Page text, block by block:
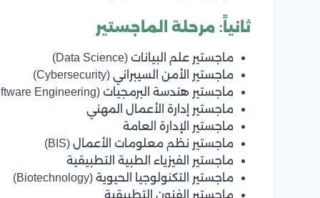
ثانياً: مرحلة الماجستير
ماجستير علم البيانات (Data Science)
ماجستير الأمن السيبراني (Cybersecurity)
ماجستير هندسة البرمجيات (Software Engineering)
ماجستير إدارة الأعمال المهني
ماجستير الإدارة العامة
ماجستير نظم معلومات الأعمال (BIS)
ماجستير الفيزياء الطبية التطبيقية
ماجستير التكنولوجيا الحيوية (Biotechnology)
ماجستير الفنون التطبيقية